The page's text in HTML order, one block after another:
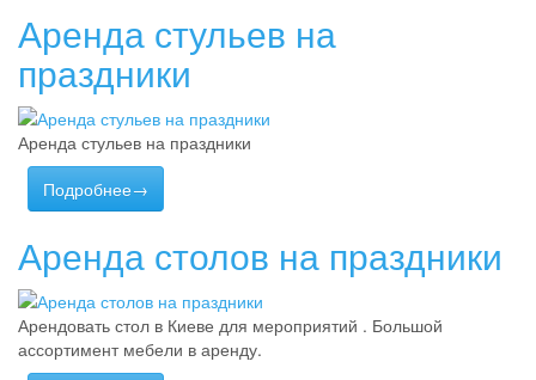
Аренда стульев на
праздники
Аренда стульев на праздники
Подробнее→
Аренда столов на праздники
Арендовать стол в Киеве для мероприятий . Большой
ассортимент мебели в аренду.